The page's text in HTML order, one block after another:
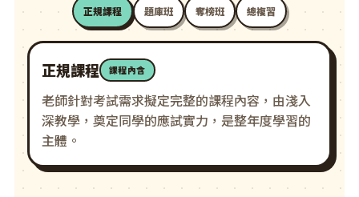
正規課程 題庫班 奪榜班 總複習
正規課程 課程內含
老師針對考試需求擬定完整的課程內容，由淺入
深教學，奠定同學的應試實力，是整年度學習的
主體。